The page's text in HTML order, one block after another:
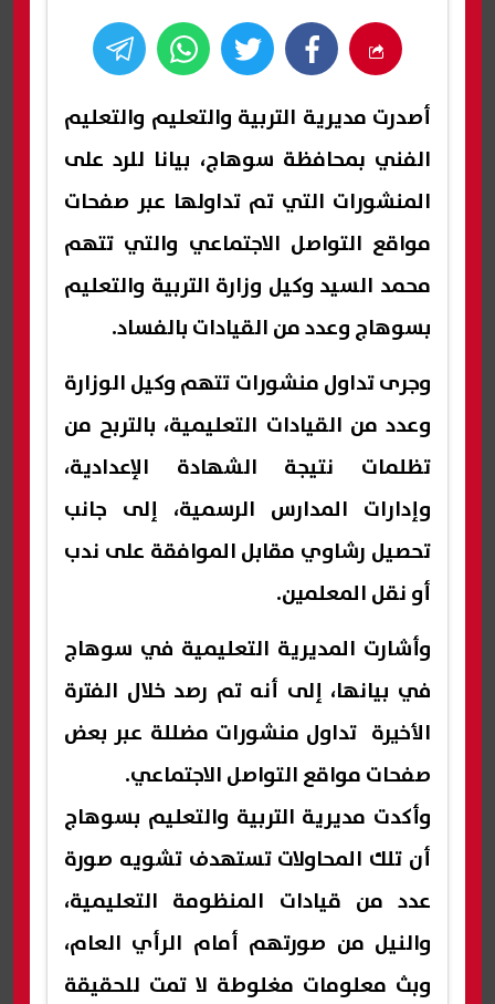
أصدرت مديرية التربية والتعليم والتعليم
الفني بمحافظة سوهاج، بيانا للرد على
المنشورات التي تم تداولها عبر صفحات
مواقع التواصل الاجتماعي والتي تتهم
محمد السيد وكيل وزارة التربية والتعليم
بسوهاج وعدد من القيادات بالفساد.
وجرى تداول منشورات تتهم وكيل الوزارة
وعدد من القيادات التعليمية، بالتربح من
تظلمات نتيجة الشهادة الإعدادية،
وإدارات المدارس الرسمية، إلى جانب
تحصيل رشاوي مقابل الموافقة على ندب
أو نقل المعلمين.
وأشارت المديرية التعليمية في سوهاج
في بيانها، إلى أنه تم رصد خلال الفترة
الأخيرة تداول منشورات مضللة عبر بعض
صفحات مواقع التواصل الاجتماعي.
وأكدت مديرية التربية والتعليم بسوهاج
أن تلك المحاولات تستهدف تشويه صورة
عدد من قيادات المنظومة التعليمية،
والنيل من صورتهم أمام الرأي العام،
وبث معلومات مغلوطة لا تمت للحقيقة